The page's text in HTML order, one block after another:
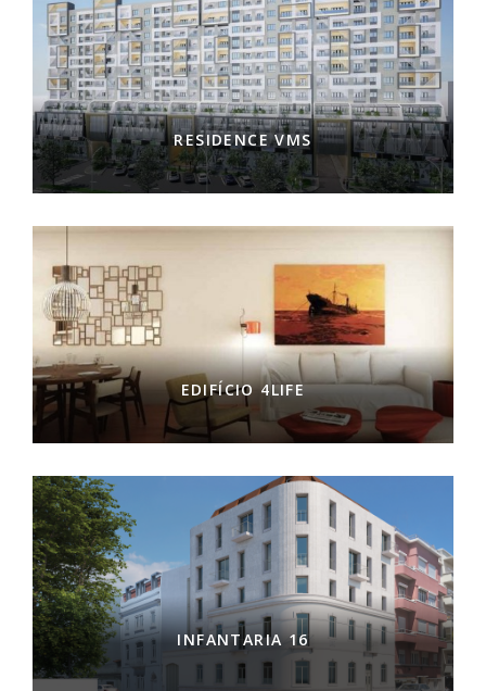
RESIDENCE VMS
EDIFÍCIO 4LIFE
INFANTARIA 16